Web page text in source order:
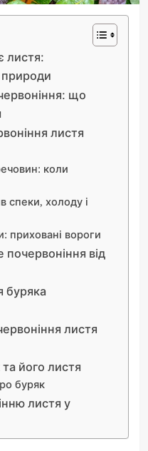
листя:
що
листя
коли
спеки, холоду і
приховані вороги
почервоніння від
буряка
листя
його листя
буряк
листя у